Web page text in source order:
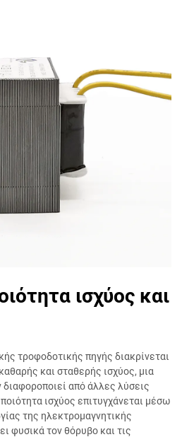
ισχύος και
τροφοδοτικής πηγής διακρίνεται
και σταθερής ισχύος, μια
διαφοροποιεί από άλλες λύσεις
ισχύος επιτυγχάνεται μέσω
της ηλεκτρομαγνητικής
φυσικά τον θόρυβο και τις